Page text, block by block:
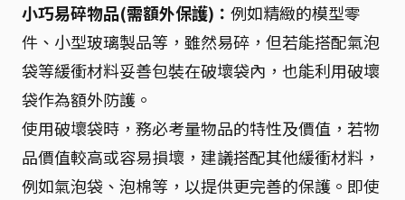
小巧易碎物品(需額外保護)： 例如精緻的模型零
件、小型玻璃製品等，雖然易碎，但若能搭配氣泡
袋等緩衝材料妥善包裝在破壞袋內，也能利用破壞
袋作為額外防護。
使用破壞袋時，務必考量物品的特性及價值，若物
品價值較高或容易損壞，建議搭配其他緩衝材料，
例如氣泡袋、泡棉等，以提供更完善的保護。即使